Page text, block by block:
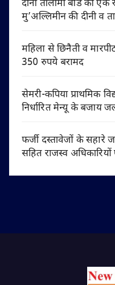
दीनी तालीमी बोर्ड की
मु’अल्लिमीन की दीनी व
महिला से छिनैती व
350 रुपये बरामद
सेमरी-कपिया प्राथमिक
निर्धारित मेन्यू के बजाय
फर्जी दस्तावेजों के सहारे
सहित राजस्व